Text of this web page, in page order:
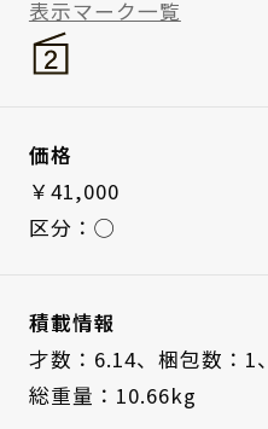
表示マーク一覧
価格
￥41,000
区分：◯
積載情報
才数：6.14、 梱包数：1、
総重量：10.66kg